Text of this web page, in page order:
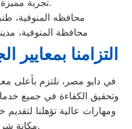
تجربة مميزة لجميع عملائنا.
محافظه المنوفية،
محافظة المنوفية،
التزامنا بمعايير
في دايو مصر، نلتزم بأعلى
وتحقيق الكفاءة في جميع
ومهارات عالية تؤهلنا
مكانة شركتنا الرائدة.